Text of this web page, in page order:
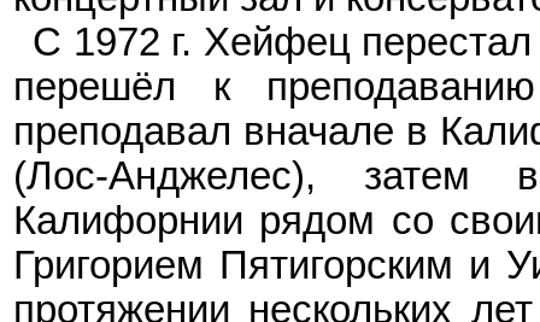
С 1972 г. Хейфец
перешёл к
преподавал вначале в
(Лос-Анджелес), затем
Калифорнии рядом со
Григорием Пятигорским и
протяжении нескольких